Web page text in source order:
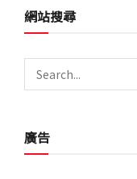
網站搜尋
廣告